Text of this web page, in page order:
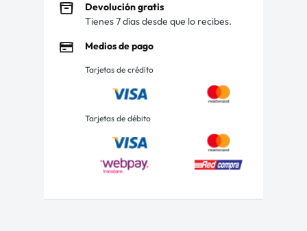
Devolución gratis
Tienes 7 días desde que lo recibes.
Medios de pago
Tarjetas de crédito
Tarjetas de débito